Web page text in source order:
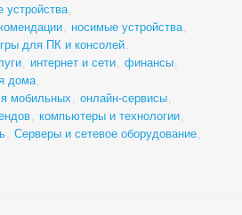
устройства,
, носимые устройства,
для ПК и консолей,
, интернет и сети, финансы,
дома,
мобильных , онлайн-сервисы,
, компьютеры и технологии,
, Серверы и сетевое оборудование,